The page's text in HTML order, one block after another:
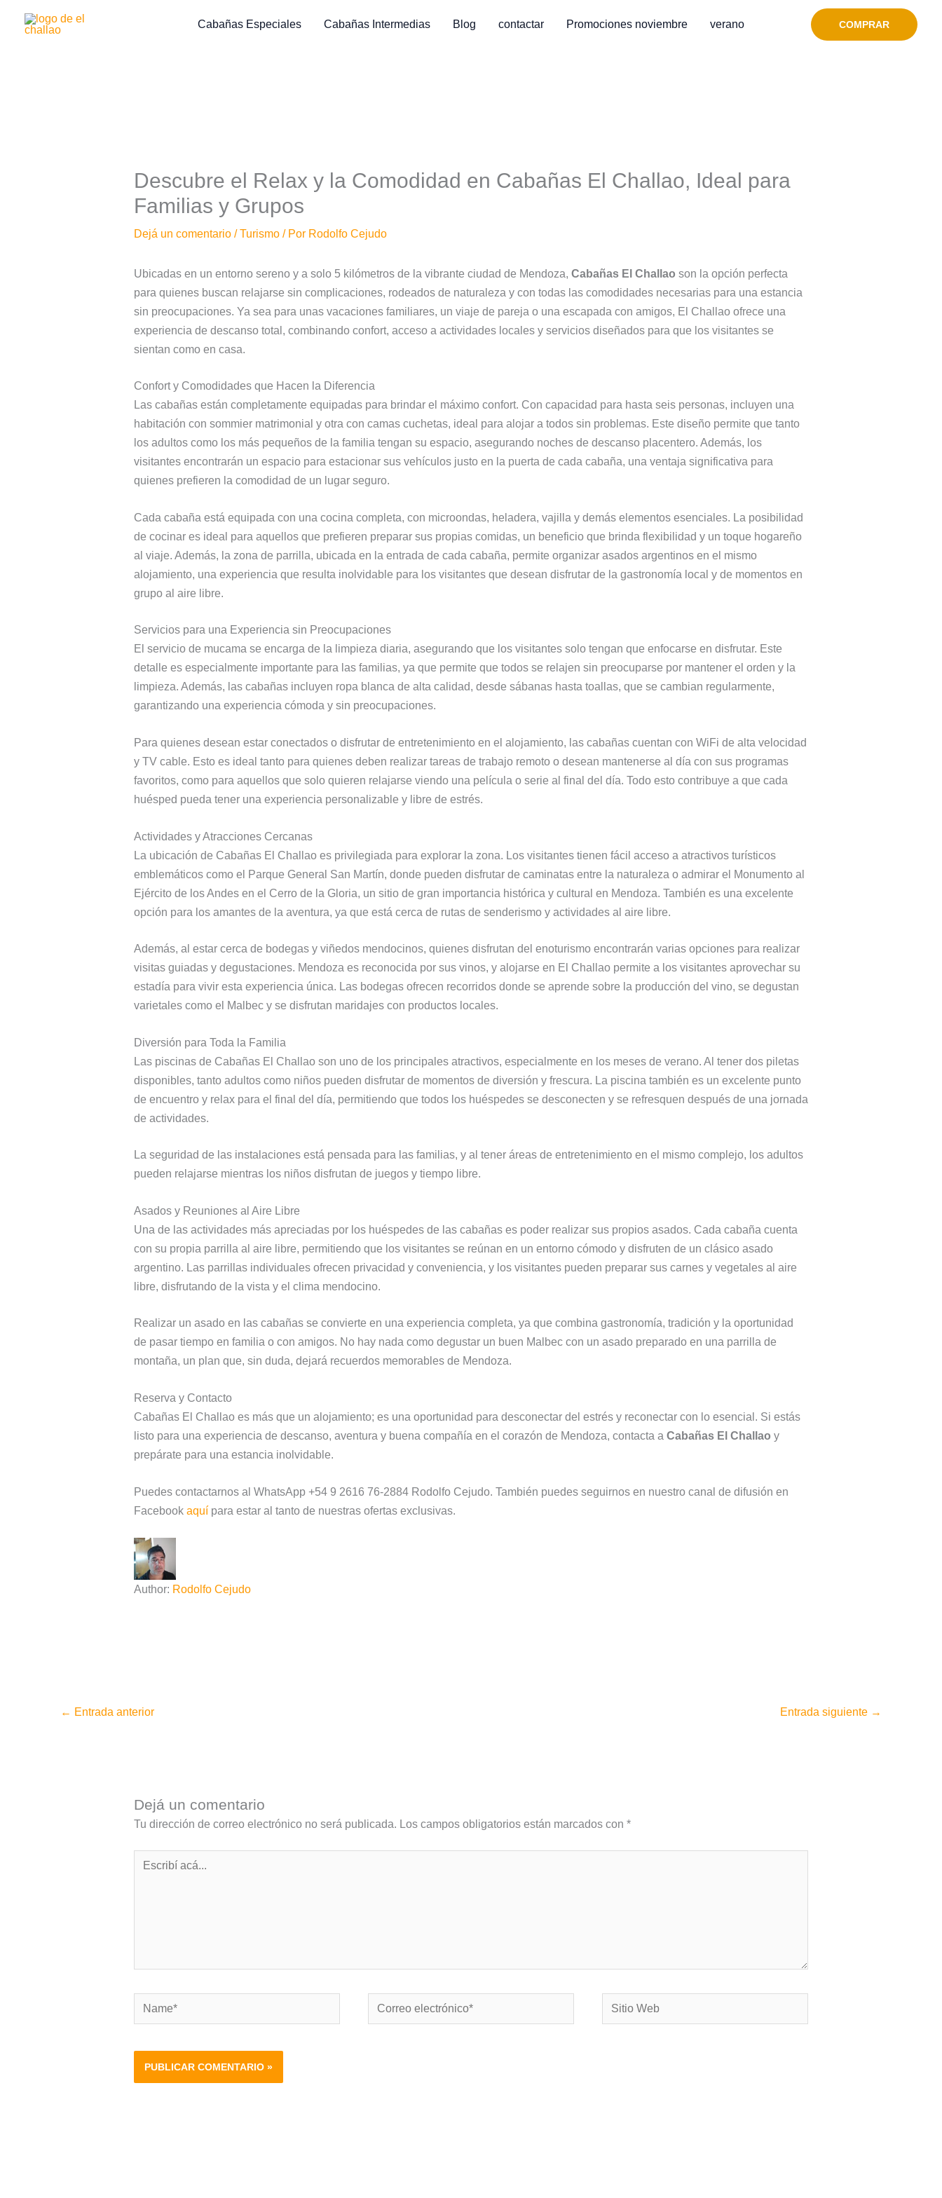
Cabañas Especiales Cabañas Intermedias Blog contactar Promociones noviembre verano COMPRAR
Descubre el Relax y la Comodidad en Cabañas El Challao, Ideal para
Familias y Grupos
Dejá un comentario /Turismo/ Por Rodolfo Cejudo
Ubicadas en un entorno sereno y a solo 5 kilómetros de la vibrante ciudad de Mendoza, Cabañas El Challao son la opción perfecta
para quienes buscan relajarse sin complicaciones, rodeados de naturaleza y con todas las comodidades necesarias para una estancia
sin preocupaciones. Ya sea para unas vacaciones familiares, un viaje de pareja o una escapada con amigos, El Challao ofrece una
experiencia de descanso total, combinando confort, acceso a actividades locales y servicios diseñados para que los visitantes se
sientan como en casa.
Confort y Comodidades que Hacen la Diferencia
Las cabañas están completamente equipadas para brindar el máximo confort. Con capacidad para hasta seis personas, incluyen una
habitación con sommier matrimonial y otra con camas cuchetas, ideal para alojar a todos sin problemas. Este diseño permite que tanto
los adultos como los más pequeños de la familia tengan su espacio, asegurando noches de descanso placentero. Además, los
visitantes encontrarán un espacio para estacionar sus vehículos justo en la puerta de cada cabaña, una ventaja significativa para
quienes prefieren la comodidad de un lugar seguro.
Cada cabaña está equipada con una cocina completa, con microondas, heladera, vajilla y demás elementos esenciales. La posibilidad
de cocinar es ideal para aquellos que prefieren preparar sus propias comidas, un beneficio que brinda flexibilidad y un toque hogareño
al viaje. Además, la zona de parrilla, ubicada en la entrada de cada cabaña, permite organizar asados argentinos en el mismo
alojamiento, una experiencia que resulta inolvidable para los visitantes que desean disfrutar de la gastronomía local y de momentos en
grupo al aire libre.
Servicios para una Experiencia sin Preocupaciones
El servicio de mucama se encarga de la limpieza diaria, asegurando que los visitantes solo tengan que enfocarse en disfrutar. Este
detalle es especialmente importante para las familias, ya que permite que todos se relajen sin preocuparse por mantener el orden y la
limpieza. Además, las cabañas incluyen ropa blanca de alta calidad, desde sábanas hasta toallas, que se cambian regularmente,
garantizando una experiencia cómoda y sin preocupaciones.
Para quienes desean estar conectados o disfrutar de entretenimiento en el alojamiento, las cabañas cuentan con WiFi de alta velocidad
y TV cable. Esto es ideal tanto para quienes deben realizar tareas de trabajo remoto o desean mantenerse al día con sus programas
favoritos, como para aquellos que solo quieren relajarse viendo una película o serie al final del día. Todo esto contribuye a que cada
huésped pueda tener una experiencia personalizable y libre de estrés.
Actividades y Atracciones Cercanas
La ubicación de Cabañas El Challao es privilegiada para explorar la zona. Los visitantes tienen fácil acceso a atractivos turísticos
emblemáticos como el Parque General San Martín, donde pueden disfrutar de caminatas entre la naturaleza o admirar el Monumento al
Ejército de los Andes en el Cerro de la Gloria, un sitio de gran importancia histórica y cultural en Mendoza. También es una excelente
opción para los amantes de la aventura, ya que está cerca de rutas de senderismo y actividades al aire libre.
Además, al estar cerca de bodegas y viñedos mendocinos, quienes disfrutan del enoturismo encontrarán varias opciones para realizar
visitas guiadas y degustaciones. Mendoza es reconocida por sus vinos, y alojarse en El Challao permite a los visitantes aprovechar su
estadía para vivir esta experiencia única. Las bodegas ofrecen recorridos donde se aprende sobre la producción del vino, se degustan
varietales como el Malbec y se disfrutan maridajes con productos locales.
Diversión para Toda la Familia
Las piscinas de Cabañas El Challao son uno de los principales atractivos, especialmente en los meses de verano. Al tener dos piletas
disponibles, tanto adultos como niños pueden disfrutar de momentos de diversión y frescura. La piscina también es un excelente punto
de encuentro y relax para el final del día, permitiendo que todos los huéspedes se desconecten y se refresquen después de una jornada
de actividades.
La seguridad de las instalaciones está pensada para las familias, y al tener áreas de entretenimiento en el mismo complejo, los adultos
pueden relajarse mientras los niños disfrutan de juegos y tiempo libre.
Asados y Reuniones al Aire Libre
Una de las actividades más apreciadas por los huéspedes de las cabañas es poder realizar sus propios asados. Cada cabaña cuenta
con su propia parrilla al aire libre, permitiendo que los visitantes se reúnan en un entorno cómodo y disfruten de un clásico asado
argentino. Las parrillas individuales ofrecen privacidad y conveniencia, y los visitantes pueden preparar sus carnes y vegetales al aire
libre, disfrutando de la vista y el clima mendocino.
Realizar un asado en las cabañas se convierte en una experiencia completa, ya que combina gastronomía, tradición y la oportunidad
de pasar tiempo en familia o con amigos. No hay nada como degustar un buen Malbec con un asado preparado en una parrilla de
montaña, un plan que, sin duda, dejará recuerdos memorables de Mendoza.
Reserva y Contacto
Cabañas El Challao es más que un alojamiento; es una oportunidad para desconectar del estrés y reconectar con lo esencial. Si estás
listo para una experiencia de descanso, aventura y buena compañía en el corazón de Mendoza, contacta a Cabañas El Challao y
prepárate para una estancia inolvidable.
Puedes contactarnos al WhatsApp +54 9 2616 76-2884 Rodolfo Cejudo. También puedes seguirnos en nuestro canal de difusión en
Facebook aquípara estar al tanto de nuestras ofertas exclusivas.
Author: Rodolfo Cejudo
← Entrada anterior Entrada siguiente →
Dejá un comentario
Tu dirección de correo electrónico no será publicada. Los campos obligatorios están marcados con *
Escribí
Name*
Correo
electrónico*
Sitio
Web